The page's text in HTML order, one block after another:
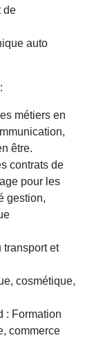
de
auto
métiers en
être.
contrats de
pour les
gestion,
transport et
cosmétique,
: Formation
commerce